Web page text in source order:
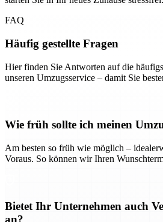
FAQ
Häufig gestellte Fragen
Hier finden Sie Antworten auf die
unseren Umzugsservice – damit Sie
Wie früh sollte ich meinen
Am besten so früh wie möglich –
Voraus. So können wir Ihren
Bietet Ihr Unternehmen auch
an?